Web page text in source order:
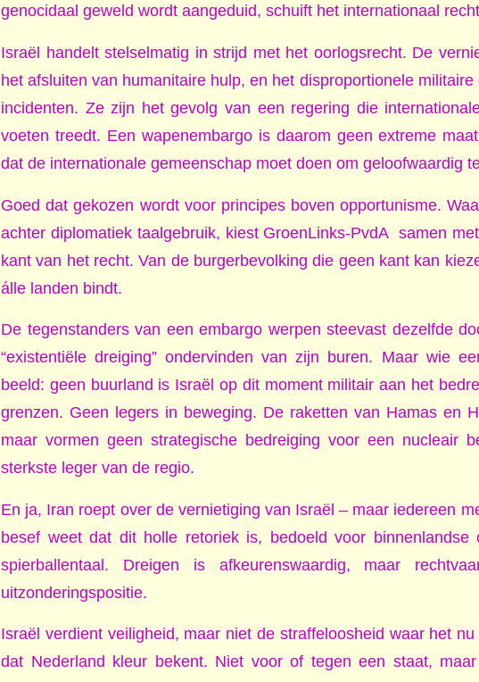
genocidaal geweld wordt aangeduid, schuift het internationaal
Israël handelt stelselmatig in strijd met het oorlogsrecht. De
het afsluiten van humanitaire hulp, en het disproportionele
incidenten. Ze zijn het gevolg van een regering die
voeten treedt. Een wapenembargo is daarom geen extreme
dat de internationale gemeenschap moet doen om geloofwaardig
Goed dat gekozen wordt voor principes boven opportunisme.
achter diplomatiek taalgebruik, kiest GroenLinks-PvdA samen
kant van het recht. Van de burgerbevolking die geen kant kan
álle landen bindt.
De tegenstanders van een embargo werpen steevast dezelfde
“existentiële dreiging” ondervinden van zijn buren. Maar wie
beeld: geen buurland is Israël op dit moment militair aan het
grenzen. Geen legers in beweging. De raketten van Hamas en
maar vormen geen strategische bedreiging voor een nucleair
sterkste leger van de regio.
En ja, Iran roept over de vernietiging van Israël – maar iedereen
besef weet dat dit holle retoriek is, bedoeld voor binnenlandse
spierballentaal. Dreigen is afkeurenswaardig, maar
uitzonderingspositie.
Israël verdient veiligheid, maar niet de straffeloosheid waar het
dat Nederland kleur bekent. Niet voor of tegen een staat,